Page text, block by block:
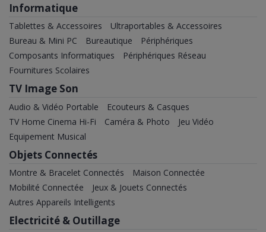
Informatique
Tablettes & Accessoires
Ultraportables & Accessoires
Bureau & Mini PC
Bureautique
Périphériques
Composants Informatiques
Périphériques Réseau
Fournitures Scolaires
TV Image Son
Audio & Vidéo Portable
Ecouteurs & Casques
TV Home Cinema Hi-Fi
Caméra & Photo
Jeu Vidéo
Equipement Musical
Objets Connectés
Montre & Bracelet Connectés
Maison Connectée
Mobilité Connectée
Jeux & Jouets Connectés
Autres Appareils Intelligents
Electricité & Outillage
vous aider à